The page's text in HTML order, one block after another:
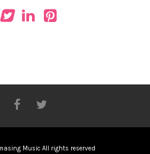
Music All rights reserved